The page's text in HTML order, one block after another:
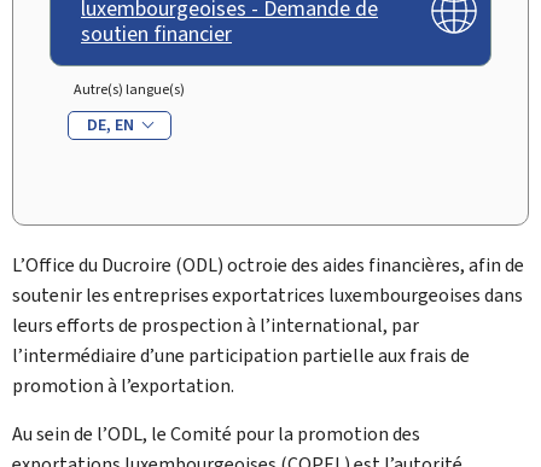
luxembourgeoises - Demande de
soutien financier
Autre(s) langue(s)
DE EN
L’Office du Ducroire (ODL) octroie des aides financières, afin de
soutenir les entreprises exportatrices luxembourgeoises dans
leurs efforts de prospection à l’international, par
l’intermédiaire d’une participation partielle aux frais de
promotion à l’exportation.
Au sein de l’ODL, le Comité pour la promotion des